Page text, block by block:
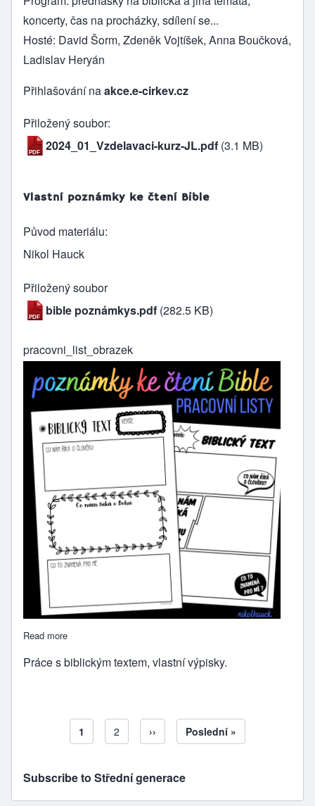
koncerty, čas na procházky, sdílení se...
Hosté: David Šorm, Zdeněk Vojtíšek, Anna Boučková,
Ladislav Heryán
Přihlašování naakce.e-cirkev.cz
Přiložený soubor
2024_01_Vzdelavaci-kurz-JL.pdf (3.1 MB)
Vlastní poznámky ke čtení Bible
Původ materiálu
Nikol Hauck
Přiložený soubor
bible poznámkys.pdf (282.5 KB)
pracovni_list_obrazek
Read more
Práce s biblickým textem, vlastní výpisky.
Pagination
Aktuální stránka
1 Page
2 Následující stránka
›› Poslední stránka
Poslední »
Subscribe to Střední generace